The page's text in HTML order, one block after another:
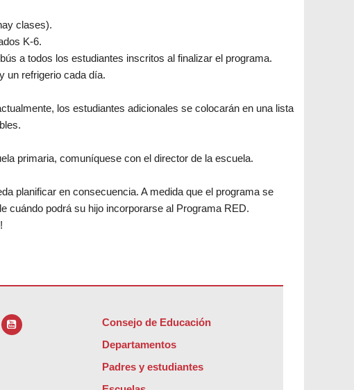
clases).
K-6.
a todos los estudiantes inscritos al finalizar el programa.
un refrigerio cada día.
los estudiantes adicionales se colocarán en una lista
primaria, comuníquese con el director de la escuela.
planificar en consecuencia. A medida que el programa se
cuándo podrá su hijo incorporarse al Programa RED.
Consejo de Educación
Departamentos
Padres y estudiantes